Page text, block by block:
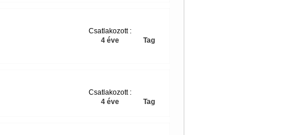
Tag
Csatlakozott :
4 éve
Tag
Csatlakozott :
4 éve